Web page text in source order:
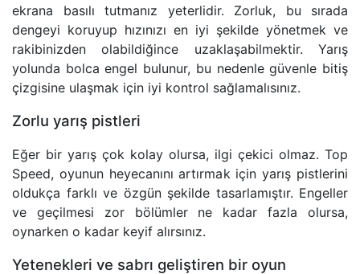
ekrana basılı tutmanız yeterlidir. Zorluk, bu sırada
dengeyi koruyup hızınızı en iyi şekilde yönetmek ve
rakibinizden olabildiğince uzaklaşabilmektir. Yarış
yolunda bolca engel bulunur, bu nedenle güvenle bitiş
çizgisine ulaşmak için iyi kontrol sağlamalısınız.
Zorlu yarış pistleri
Eğer bir yarış çok kolay olursa, ilgi çekici olmaz. Top
Speed, oyunun heyecanını artırmak için yarış pistlerini
oldukça farklı ve özgün şekilde tasarlamıştır. Engeller
ve geçilmesi zor bölümler ne kadar fazla olursa,
oynarken o kadar keyif alırsınız.
Yetenekleri ve sabrı geliştiren bir oyun